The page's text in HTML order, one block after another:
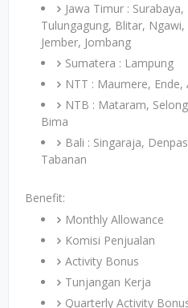
Jawa Timur :
Tulungagung, Blitar,
Jember, Jombang
Sumatera : Lampung
NTT : Maumere, Ende,
NTB : Mataram,
Bima
Bali : Singaraja,
Tabanan
Benefit:
Monthly Allowance
Komisi Penjualan
Activity Bonus
Tunjangan Kerja
Quarterly Activity